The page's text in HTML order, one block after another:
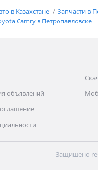
в Казахстане Запчасти в
Camry в Петропавловске
объявлений
Защищено